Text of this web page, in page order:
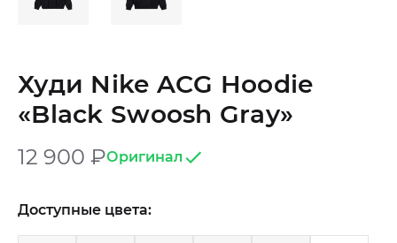
Худи Nike ACG Hoodie
«Black Swoosh Gray»
12 900 ₽Оригинал
Доступные цвета: